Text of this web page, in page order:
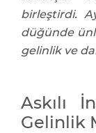
birleştirdi.
düğünde
gelinlik ve
Askılı
Gelinlik